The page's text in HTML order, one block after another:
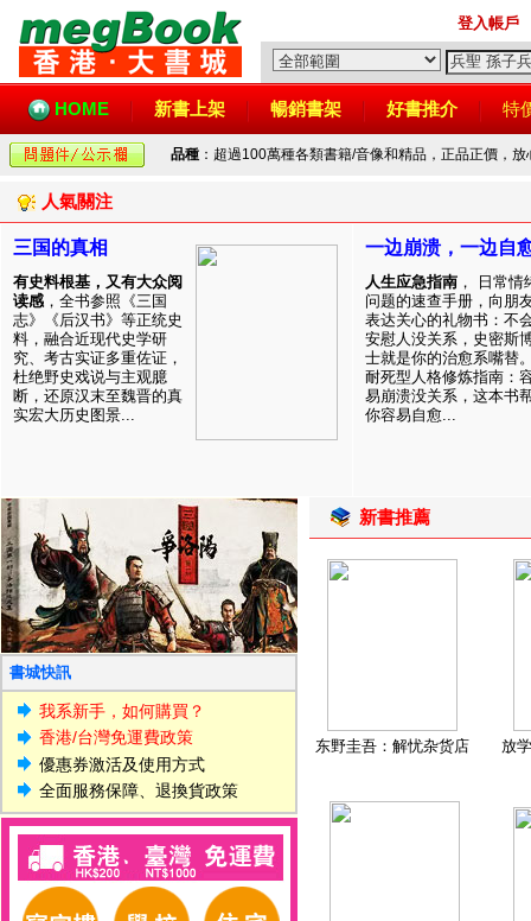
登入帳戶
HOME 新書上架 暢銷書架 好書推介 特
品種 ：超過100萬種各類書籍/音像和精品，正品正價，
人氣關注
三国的真相
有史料根基，又有大众阅
读感 ，全书参照《三国
志》《后汉书》等正统史
料，融合近现代史学研
究、考古实证多重佐证，
杜绝野史戏说与主观臆
断，还原汉末至魏晋的真
实宏大历史图景...
一边崩溃，一边自
人生应急指南 ， 日常情
问题的速查手册，向朋
表达关心的礼物书：不
安慰人没关系，史密斯
士就是你的治愈系嘴替
耐死型人格修炼指南：
易崩溃没关系，这本书
你容易自愈...
書城快訊
我系新手，如何購買？
香港/台灣免運費政策
優惠券激活及使用方式
全面服務保障、退換貨政策
新書推薦
东野圭吾：解忧杂货店 放